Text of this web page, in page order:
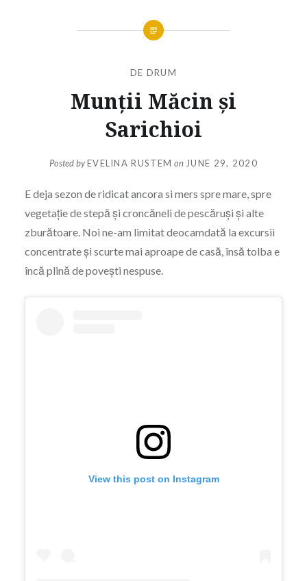
DE DRUM
Munții Măcin și
Sarichioi
Posted byEVELINA RUSTEM on JUNE 29, 2020
E deja sezon de ridicat ancora si mers spre mare, spre
vegetație de stepă și croncăneli de pescăruși și alte
zburătoare. Noi ne-am limitat deocamdată la excursii
concentrate și scurte mai aproape de casă, însă tolba e
încă plină de povești nespuse.
View this post on Instagram